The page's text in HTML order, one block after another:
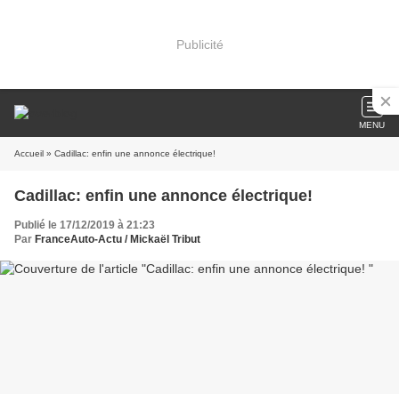
Publicité
MENU
Accueil » Cadillac: enfin une annonce électrique!
Cadillac: enfin une annonce électrique!
Publié le 17/12/2019 à 21:23
Par FranceAuto-Actu / Mickaël Tribut